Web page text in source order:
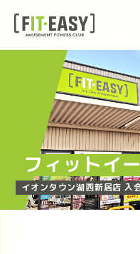
content
フィットイ
イオンタウン湖西新居店 入